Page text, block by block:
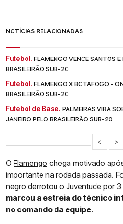
NOTÍCIAS RELACIONADAS
Futebol. FLAMENGO VENCE SANTOS
BRASILEIRÃO SUB-20
Futebol. FLAMENGO X BOTAFOGO -
BRASILEIRÃO SUB-20
Futebol de Base. PALMEIRAS VIRA
JANEIRO PELO BRASILEIRÃO SUB-20
< >
O Flamengo chega motivado
importante na rodada passada.
negro derrotou o Juventude por 3
marcou a estreia do técnico
no comando da equipe.